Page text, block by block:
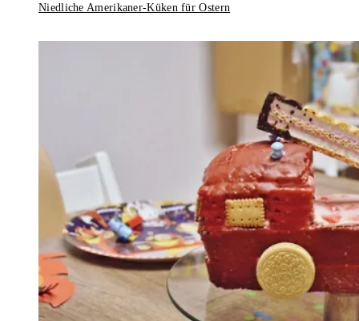
Niedliche Amerikaner-Küken für Ostern